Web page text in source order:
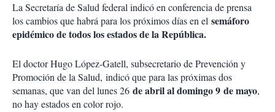
La Secretaría de Salud federal indicó en conferencia de prensa
los cambios que habrá para los próximos días en el semáforo
epidémico de todos los estados de la República.
El doctor Hugo López-Gatell, subsecretario de Prevención y
Promoción de la Salud, indicó que para las próximas dos
semanas, que van del lunes 26 de abril al domingo 9 de mayo,
no hay estados en color rojo.